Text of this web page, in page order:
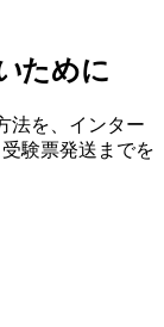
ために
法を、インター
験票発送までを